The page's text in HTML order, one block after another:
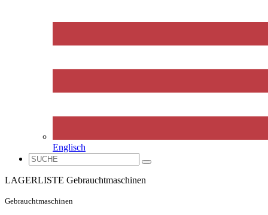
Englisch
LAGERLISTE Gebrauchtmaschinen
Gebrauchtmaschinen